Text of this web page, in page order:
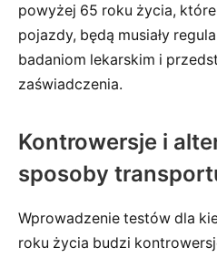
powyżej 65 roku życia,
pojazdy, będą musiały
badaniom lekarskim i
zaświadczenia.
Kontrowersje i
sposoby
Wprowadzenie testów dla
roku życia budzi